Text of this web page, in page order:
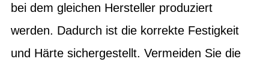
bei dem gleichen Hersteller produziert
werden. Dadurch ist die korrekte Festigkeit
und Härte sichergestellt. Vermeiden Sie die